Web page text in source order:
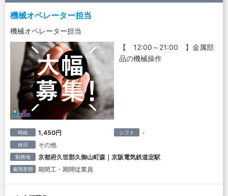
機械オペレーター担当
機械オペレーター担当
【 12:00～21:00 】金属部
品の機械操作
時給 1,450円 シフト -
休日 その他
勤務地 京都府久世郡久御山町森｜京阪電気鉄道淀駅
雇用形態 期間工・期間従業員